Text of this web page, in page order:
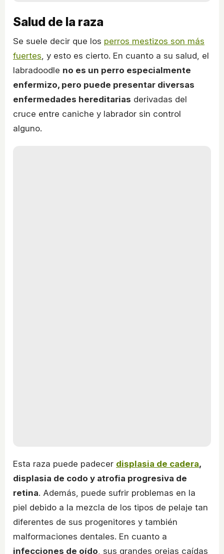
Salud de la raza
Se suele decir que los perros mestizos son más
fuertes , y esto es cierto. En cuanto a su salud, el
labradoodle no es un perro especialmente
enfermizo, pero puede presentar diversas
enfermedades hereditarias derivadas del
cruce entre caniche y labrador sin control
alguno.
Esta raza puede padecer displasia de cadera,
displasia de codo y atrofia progresiva de
retina. Además, puede sufrir problemas en la
piel debido a la mezcla de los tipos de pelaje tan
diferentes de sus progenitores y también
malformaciones dentales. En cuanto a
infecciones de oído , sus grandes orejas caídas